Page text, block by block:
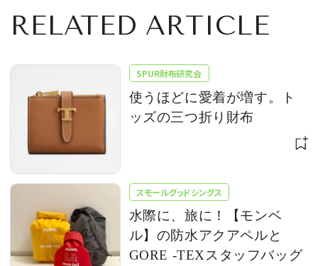
RELATED ARTICLE
SPUR財布研究会
使うほどに愛着が増す。ト
ッズの三つ折り財布
スモールグッドシングス
水際に、旅に！【モンベ
ル】の防水アクアペルと
GORE -TEXスタッフバッグ